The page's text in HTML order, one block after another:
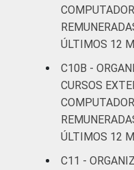
ÚLTIMOS 12
C10B -
CURSOS
ÚLTIMOS 12
C11 -